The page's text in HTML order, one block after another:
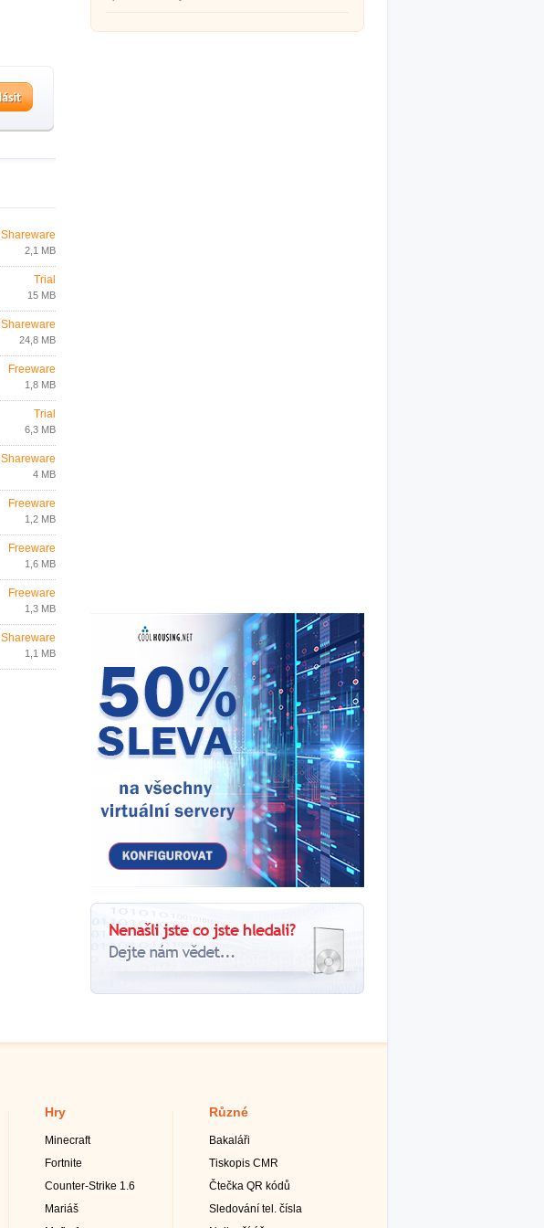
Shareware
2,1 MB
Trial
15 MB
Shareware
24,8 MB
Freeware
1,8 MB
Trial
6,3 MB
Shareware
4 MB
Freeware
1,2 MB
Freeware
1,6 MB
Freeware
1,3 MB
Shareware
1,1 MB
Hry
Minecraft
Fortnite
Counter-Strike 1.6
Mariáš
Různé
Bakaláři
Tiskopis CMR
Čtečka QR kódů
Sledování tel. čísla